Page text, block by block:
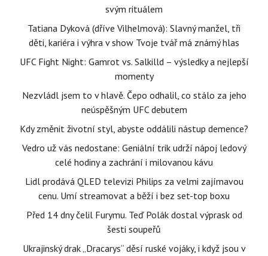
svým rituálem
Tatiana Dyková (dříve Vilhelmová): Slavný manžel, tři
děti, kariéra i výhra v show Tvoje tvář má známý hlas
UFC Fight Night: Gamrot vs. Salkilld – výsledky a nejlepší
momenty
Nezvládl jsem to v hlavě. Čepo odhalil, co stálo za jeho
neúspěšným UFC debutem
Kdy změnit životní styl, abyste oddálili nástup demence?
Vedro už vás nedostane: Geniální trik udrží nápoj ledový
celé hodiny a zachrání i milovanou kávu
Lidl prodává QLED televizi Philips za velmi zajímavou
cenu. Umí streamovat a běží i bez set-top boxu
Před 14 dny čelil Furymu. Teď Polák dostal výprask od
šesti soupeřů
Ukrajinský drak „Dracarys“ děsí ruské vojáky, i když jsou v